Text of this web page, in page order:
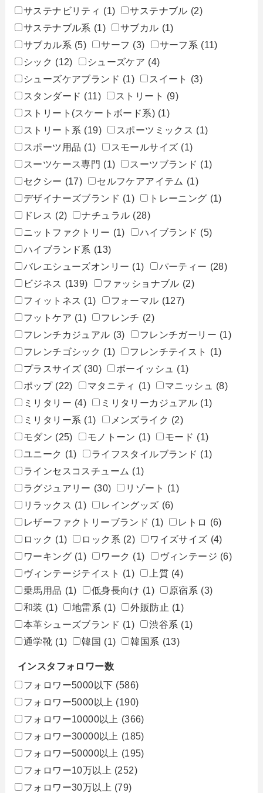
サステナビリティ (1) サステナブル (2)
サステナブル系 (1) サブカル (1)
サブカル系 (5) サーフ (3) サーフ系 (11)
シック (12) シューズケア (4)
シューズケアブランド (1) スイート
(3)
スタンダード (11) ストリート (9)
ストリート(スケートボード系) (1)
ストリート系 (19) スポーツミックス (1)
スポーツ用品 (1) スモールサイズ (1)
スーツケース専門 (1) スーツブランド (1)
セクシー (17) セルフケアアイテム (1)
デザイナーズブランド (1) トレーニング (1)
ドレス (2) ナチュラル (28)
ニットファクトリー (1) ハイブランド (5)
ハイブランド系 (13)
バレエシューズオンリー (1) パーティー (28)
ビジネス (139) ファッショナブル (2)
フィットネス (1) フォーマル (127)
フットケア (1) フレンチ (2)
フレンチカジュアル (3) フレンチガーリー (1)
フレンチゴシック (1) フレンチテイスト
(1)
プラスサイズ (30) ボーイッシュ
(1)
ポップ (22) マタニティ (1) マニッシュ
(8)
ミリタリー (4) ミリタリーカジュアル (1)
ミリタリー系 (1) メンズライク (2)
モダン (25) モノトーン (1) モード (1)
ユニーク (1) ライフスタイルブランド (1)
ラインセスコスチューム (1)
ラグジュアリー (30) リゾート (1)
リラックス (1) レイングッズ (6)
レザーファクトリーブランド (1) レトロ (6)
ロック (1) ロック系 (2) ワイズサイズ (4)
ワーキング (1) ワーク (1) ヴィンテージ (6)
ヴィンテージテイスト (1) 上質 (4)
乗馬用品 (1) 低身長向け (1) 原宿系 (3)
和装 (1) 地雷系 (1) 外販防止 (1)
本革シューズブランド (1) 渋谷系 (1)
通学靴 (1) 韓国 (1) 韓国系 (13)
インスタフォロワー数
フォロワー5000以下 (586)
フォロワー5000以上 (190)
フォロワー10000以上 (366)
フォロワー30000以上 (185)
フォロワー50000以上 (195)
フォロワー10万以上 (252)
フォロワー30万以上 (79)